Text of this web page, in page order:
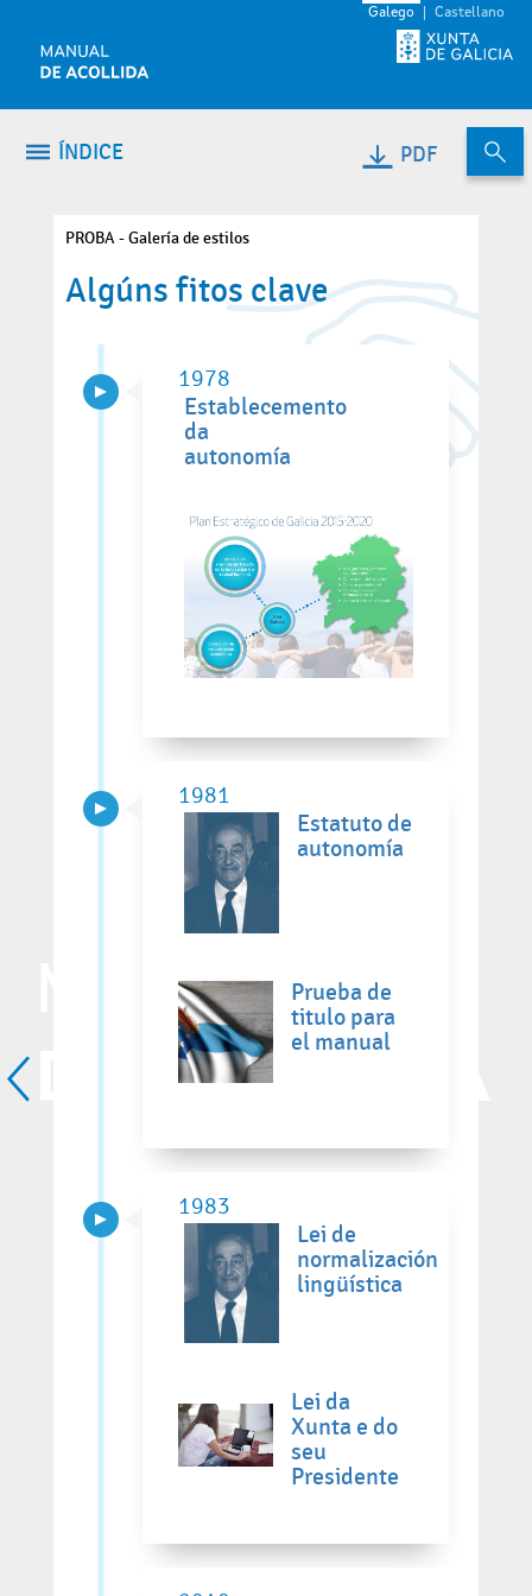
Galego Castellano
ÍNDICE PDF
PROBA - Galería de estilos
Algúns fitos clave
1978
Establecemento
da
autonomía
1981
Estatuto de
autonomía
Prueba de
titulo para
el manual
1983
Lei de
normalización
lingüística
Lei da
Xunta e do
seu
Presidente